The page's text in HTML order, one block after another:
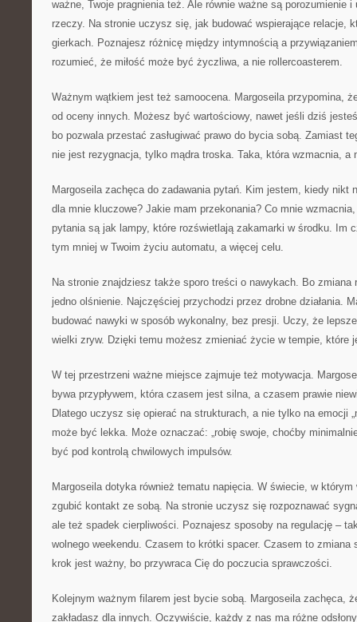
ważne, Twoje pragnienia też. Ale równie ważne są porozumienie
rzeczy. Na stronie uczysz się, jak budować wspierające relacje,
gierkach. Poznajesz różnicę między intymnością a
rozumieć, że miłość może być życzliwa, a nie rollercoasterem.
Ważnym wątkiem jest też samoocena. Margoseila przypomina,
od oceny innych. Możesz być wartościowy, nawet jeśli dziś
bo pozwala przestać zasługiwać prawo do bycia sobą. Zamiast
nie jest rezygnacja, tylko mądra troska. Taka, która wzmacnia, a
Margoseila zachęca do zadawania pytań. Kim jestem, kiedy nikt
dla mnie kluczowe? Jakie mam przekonania? Co mnie
pytania są jak lampy, które rozświetlają zakamarki w środku. Im
tym mniej w Twoim życiu automatu, a więcej celu.
Na stronie znajdziesz także sporo treści o nawykach. Bo zmiana
jedno olśnienie. Najczęściej przychodzi przez drobne działania.
budować nawyki w sposób wykonalny, bez presji. Uczy, że
wielki zryw. Dzięki temu możesz zmieniać życie w tempie, które
W tej przestrzeni ważne miejsce zajmuje też motywacja.
bywa przypływem, która czasem jest silna, a czasem prawie
Dlatego uczysz się opierać na strukturach, a nie tylko na emocji
może być lekka. Może oznaczać: „robię swoje, choćby
być pod kontrolą chwilowych impulsów.
Margoseila dotyka również tematu napięcia. W świecie, w
zgubić kontakt ze sobą. Na stronie uczysz się rozpoznawać
ale też spadek cierpliwości. Poznajesz sposoby na regulację –
wolnego weekendu. Czasem to krótki spacer. Czasem to zmiana
krok jest ważny, bo przywraca Cię do poczucia sprawczości.
Kolejnym ważnym filarem jest bycie sobą. Margoseila zachęca,
zakładasz dla innych. Oczywiście, każdy z nas ma różne